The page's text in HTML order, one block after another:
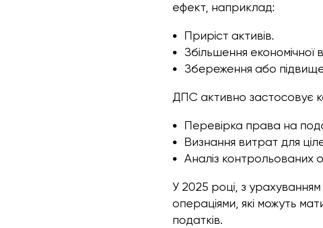
ефект, наприклад:
Приріст активів.
Збільшення економічної
Збереження або
ДПС активно застосовує
Перевірка права на
Визнання витрат для
Аналіз контрольованих
У 2025 році, з
операціями, які можуть
податків.